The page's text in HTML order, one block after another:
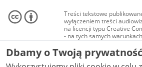
Treści tekstowe
wyłączeniem treści
na licencji typu Creative
- na tych samych
Materiały audiowizualne,
audio i wideo, są
Creative Commons:
Dbamy o Twoją prywatność